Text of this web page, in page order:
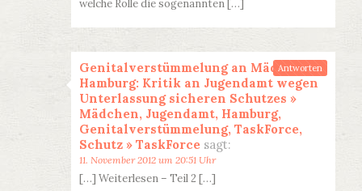
welche Rolle die sogenannten […]
Genitalverstümmelung an Mädchen in
Hamburg: Kritik an Jugendamt wegen
Unterlassung sicheren Schutzes »
Mädchen, Jugendamt, Hamburg,
Genitalverstümmelung, TaskForce,
Schutz » TaskForce sagt:
11. November 2012 um 20:51 Uhr
[…] Weiterlesen – Teil 2 […]
Antworten